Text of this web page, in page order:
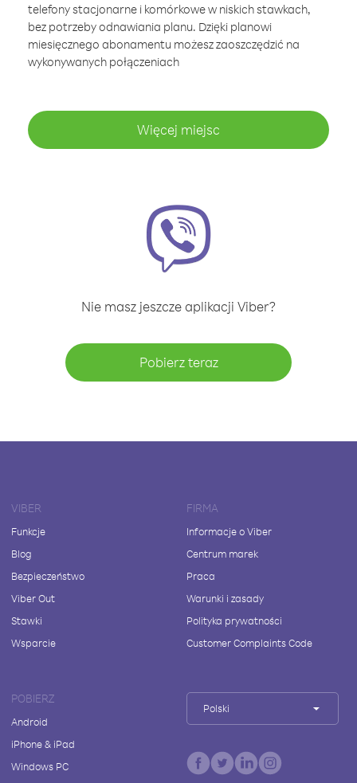
telefony stacjonarne i komórkowe w niskich stawkach,
bez potrzeby odnawiania planu. Dzięki planowi
miesięcznego abonamentu możesz zaoszczędzić na
wykonywanych połączeniach
Więcej miejsc
Nie masz jeszcze aplikacji Viber?
Pobierz teraz
VIBER
Funkcje
Blog
Bezpieczeństwo
Viber Out
Stawki
Wsparcie
FIRMA
Informacje o Viber
Centrum marek
Praca
Warunki i zasady
Polityka prywatności
Customer Complaints Code
POBIERZ
Android
iPhone & iPad
Windows PC
Polski